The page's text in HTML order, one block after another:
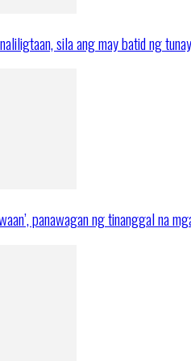
sila ang may batid ng
panawagan ng tinanggal na